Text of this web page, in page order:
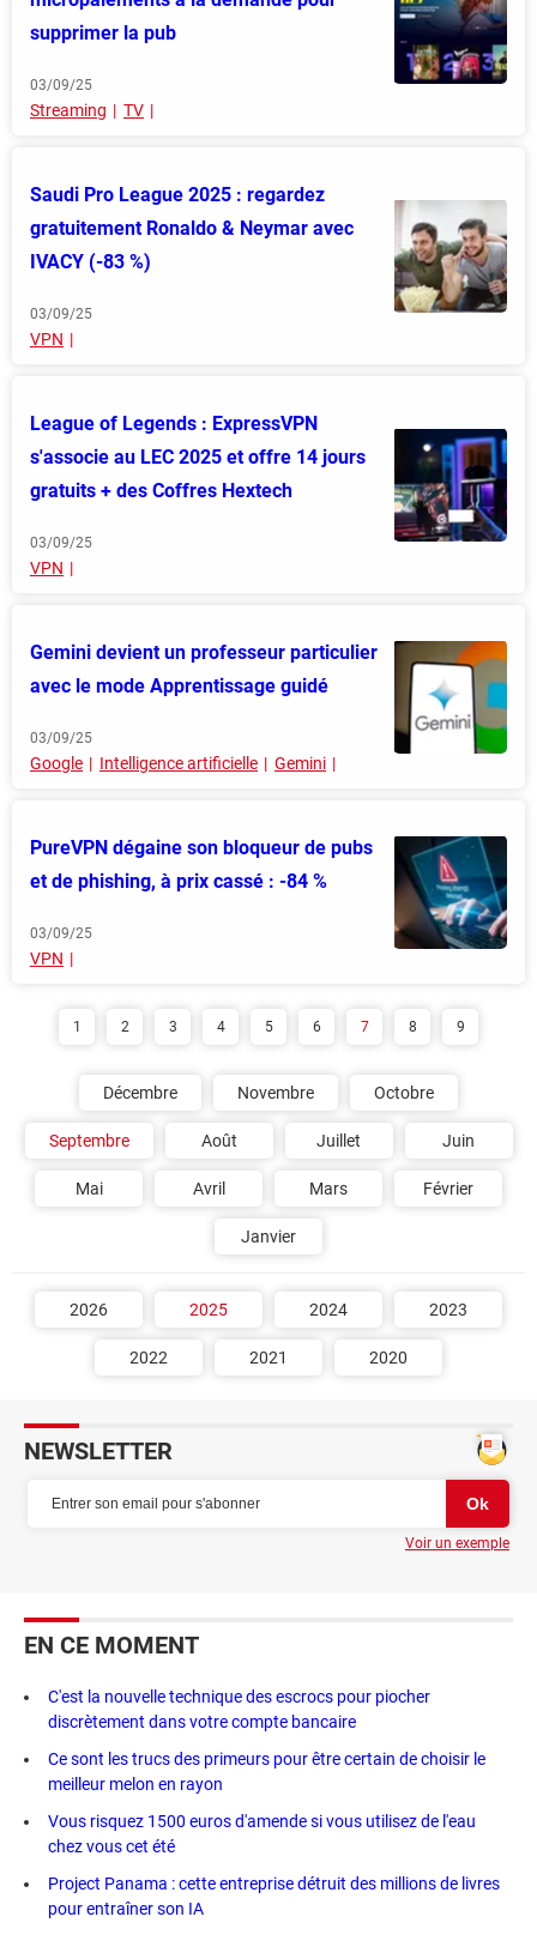
supprimer la pub
03/09/25
Streaming TV
Saudi Pro League 2025 : regardez
gratuitement Ronaldo & Neymar avec
IVACY (-83 %)
03/09/25
VPN
League of Legends : ExpressVPN
s'associe au LEC 2025 et offre 14 jours
gratuits + des Coffres Hextech
03/09/25
VPN
Gemini devient un professeur particulier
avec le mode Apprentissage guidé
03/09/25
Google Intelligence artificielle Gemini
PureVPN dégaine son bloqueur de pubs
et de phishing, à prix cassé : -84 %
03/09/25
VPN
1 2 3 4 5 6 7 8 9
Décembre Novembre Octobre
Septembre Août Juillet Juin
Mai Avril Mars Février
Janvier
2026 2025 2024 2023
2022 2021 2020
NEWSLETTER
Voir un exemple
EN CE MOMENT
C'est la nouvelle technique des escrocs pour piocher
discrètement dans votre compte bancaire
Ce sont les trucs des primeurs pour être certain de choisir le
meilleur melon en rayon
Vous risquez 1500 euros d'amende si vous utilisez de l'eau
chez vous cet été
Project Panama : cette entreprise détruit des millions de livres
pour entraîner son IA